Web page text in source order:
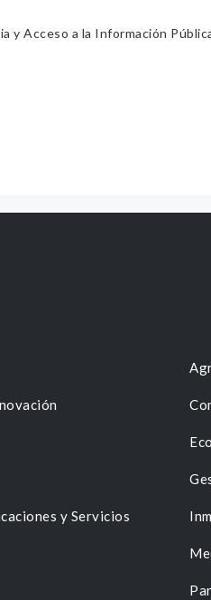
Acceso a la Información
y Servicios